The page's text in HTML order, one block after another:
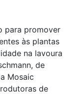
para promover
às plantas
na lavoura
de
Mosaic
de